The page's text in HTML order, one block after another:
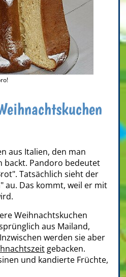
aus Italien, den man
backt. Pandoro bedeutet
Tatsächlich sieht der
au. Das kommt, weil er mit
Weihnachtskuchen
aus Mailand,
werden sie aber
gebacken.
und kandierte Früchte,